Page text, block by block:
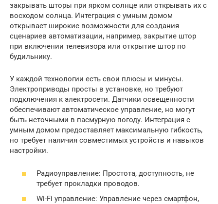
закрывать шторы при ярком солнце или открывать их с
восходом солнца. Интеграция с умным домом
открывает широкие возможности для создания
сценариев автоматизации, например, закрытие штор
при включении телевизора или открытие штор по
будильнику.
У каждой технологии есть свои плюсы и минусы.
Электроприводы просты в установке, но требуют
подключения к электросети. Датчики освещенности
обеспечивают автоматическое управление, но могут
быть неточными в пасмурную погоду. Интеграция с
умным домом предоставляет максимальную гибкость,
но требует наличия совместимых устройств и навыков
настройки.
Радиоуправление: Простота, доступность, не
требует прокладки проводов.
Wi-Fi управление: Управление через смартфон,